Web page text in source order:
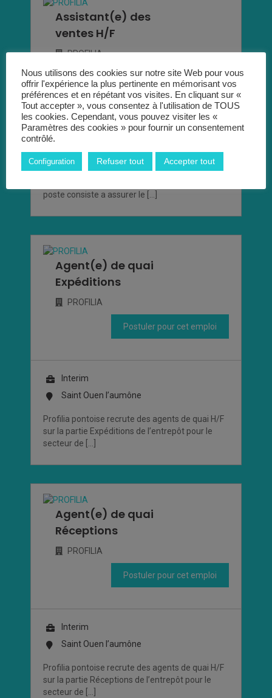
Assistant(e) des
ventes H/F
PROFILIA
Postuler pour cet emploi
CDI, Interim
Profilia pontoise recrute des assistant(e)s des
poste consiste a assurer le […]
Agent(e) de quai
Expéditions
PROFILIA
Postuler pour cet emploi
Interim
Saint Ouen l’aumône
Profilia pontoise recrute des agents de quai H/F
sur la partie Expéditions de l’entrepôt pour le
secteur de […]
Agent(e) de quai
Réceptions
PROFILIA
Postuler pour cet emploi
Interim
Saint Ouen l’aumône
Profilia pontoise recrute des agents de quai H/F
sur la partie Réceptions de l’entrepôt pour le
secteur de […]
Nous utilisons des cookies sur notre site Web pour vous
offrir l'expérience la plus pertinente en mémorisant vos
préférences et en répétant vos visites. En cliquant sur «
Tout accepter », vous consentez à l'utilisation de TOUS
les cookies. Cependant, vous pouvez visiter les «
Paramètres des cookies » pour fournir un consentement
contrôlé.
Configuration Refuser tout Accepter tout